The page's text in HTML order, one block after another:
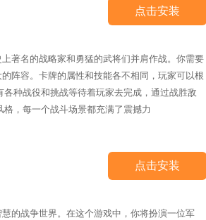
点击安装
著名的战略家和勇猛的武将们并肩作战。你需要
阵容。卡牌的属性和技能各不相同，玩家可以根
种战役和挑战等待着玩家去完成，通过战胜敌
，每一个战斗场景都充满了震撼力
点击安装
的战争世界。在这个游戏中，你将扮演一位军